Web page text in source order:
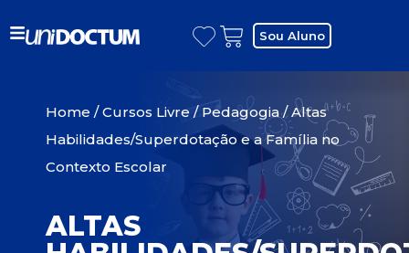
Sou Aluno
Home /Cursos Livre / Pedagogia/ Altas
Habilidades/Superdotação e a Família no
Contexto Escolar
ALTAS